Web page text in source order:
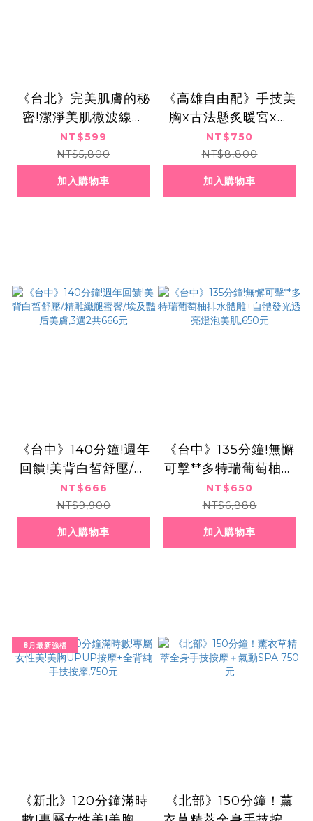
《台北》完美肌膚的秘
密!潔淨美肌微波線條
美,一券兩用599元
NT$599
NT$5,800
加入購物車
《高雄自由配》手技美
胸x古法懸炙暖宮x美
白纖背亮眼課程 750
元
NT$750
NT$8,800
加入購物車
《台中》140分鐘!週年
回饋!美背白皙舒壓/精
雕纖腿蜜臀/埃及豔后
美膚,3選2共666元
NT$666
NT$9,900
加入購物車
《台中》135分鐘!無懈
可擊**多特瑞葡萄柚排
水體雕+自體發光透亮
燈泡美肌,650元
NT$650
NT$6,888
加入購物車
8月最新強檔
《新北》120分鐘滿時
《北部》150分鐘！薰